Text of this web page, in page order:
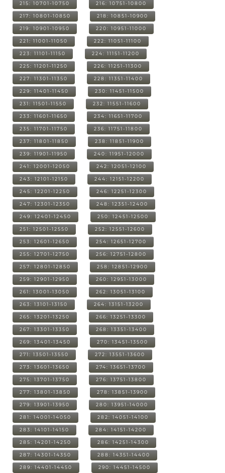
215: 10701-10750 216: 10751-10800
217: 10801-10850 218: 10851-10900
219: 10901-10950 220: 10951-11000
221: 11001-11050 222: 11051-11100
223: 11101-11150 224: 11151-11200
225: 11201-11250 226: 11251-11300
227: 11301-11350 228: 11351-11400
229: 11401-11450 230: 11451-11500
231: 11501-11550 232: 11551-11600
233: 11601-11650 234: 11651-11700
235: 11701-11750 236: 11751-11800
237: 11801-11850 238: 11851-11900
239: 11901-11950 240: 11951-12000
241: 12001-12050 242: 12051-12100
243: 12101-12150 244: 12151-12200
245: 12201-12250 246: 12251-12300
247: 12301-12350 248: 12351-12400
249: 12401-12450 250: 12451-12500
251: 12501-12550 252: 12551-12600
253: 12601-12650 254: 12651-12700
255: 12701-12750 256: 12751-12800
257: 12801-12850 258: 12851-12900
259: 12901-12950 260: 12951-13000
261: 13001-13050 262: 13051-13100
263: 13101-13150 264: 13151-13200
265: 13201-13250 266: 13251-13300
267: 13301-13350 268: 13351-13400
269: 13401-13450 270: 13451-13500
271: 13501-13550 272: 13551-13600
273: 13601-13650 274: 13651-13700
275: 13701-13750 276: 13751-13800
277: 13801-13850 278: 13851-13900
279: 13901-13950 280: 13951-14000
281: 14001-14050 282: 14051-14100
283: 14101-14150 284: 14151-14200
285: 14201-14250 286: 14251-14300
287: 14301-14350 288: 14351-14400
289: 14401-14450 290: 14451-14500